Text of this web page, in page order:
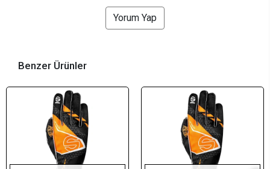
Yorum Yap
Benzer Ürünler